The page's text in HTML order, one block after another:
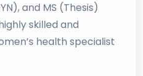
and MS (Thesis)
skilled and
health specialist